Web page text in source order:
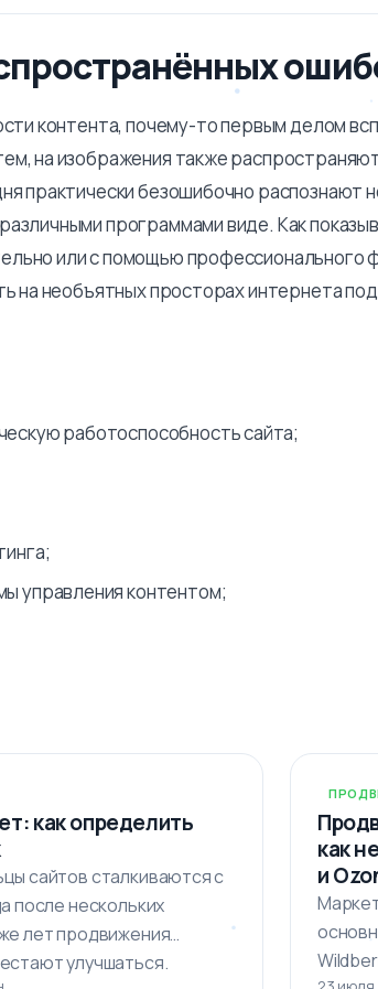
контента, почему-то первым делом
на изображения также
практически безошибочно распознают
программами виде. Как
или с помощью профессионального
на необъятных просторах интернета
работоспособность сайта;
управления контентом;
как определить
сайтов сталкиваются с
после нескольких
лет продвижения
улучшаться.
как
и